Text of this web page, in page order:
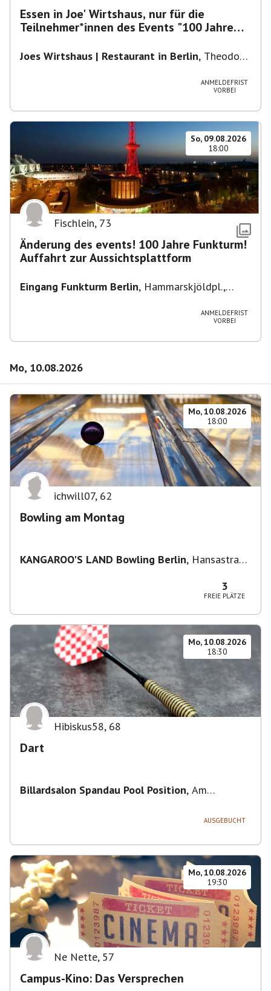
Essen in Joe' Wirtshaus, nur für die
Teilnehmer*innen des Events "100 Jahre
Joes Wirtshaus | Restaurant in Berlin, Theodor-
ANMELDEFRIST
VORBEI
So, 09.08.2026
18:00
Fischlein, 73
Änderung des events! 100 Jahre Funkturm!
Auffahrt zur Aussichtsplattform
Eingang Funkturm Berlin, Hammarskjöldpl.,
ANMELDEFRIST
VORBEI
Mo, 10.08.2026
Mo, 10.08.2026
18:00
ichwill07, 62
Bowling am Montag
KANGAROO'S LAND Bowling Berlin, Hansastraße
3
FREIE PLÄTZE
Mo, 10.08.2026
18:30
Hibiskus58, 68
Dart
Billardsalon Spandau Pool Position, Am
AUSGEBUCHT
Mo, 10.08.2026
19:30
Ne Nette, 57
Campus-Kino: Das Versprechen